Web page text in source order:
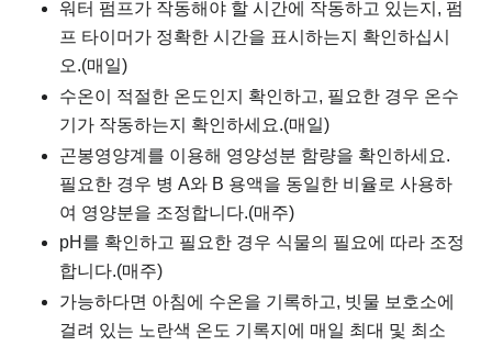
워터 펌프가 작동해야 할 시간에 작동하고 있는지, 펌
프 ​​타이머가 정확한 시간을 표시하는지 확인하십시
오.(매일)
수온이 적절한 온도인지 확인하고, 필요한 경우 온수
기가 작동하는지 확인하세요.(매일)
곤봉영양계를 이용해 영양성분 함량을 확인하세요.
필요한 경우 병 A와 B 용액을 동일한 비율로 사용하
여 영양분을 조정합니다.(매주)
pH를 확인하고 필요한 경우 식물의 필요에 따라 조정
합니다.(매주)
가능하다면 아침에 수온을 기록하고, 빗물 보호소에
걸려 있는 노란색 온도 기록지에 매일 최대 및 최소